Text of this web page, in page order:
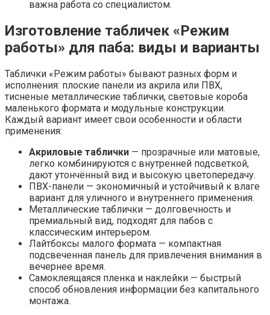
важна работа со специалистом.
Изготовление табличек «Режим
работы» для паба: виды и варианты
Таблички «Режим работы» бывают разных форм и
исполнения: плоские панели из акрила или ПВХ,
тисненые металлические таблички, световые короба
маленького формата и модульные конструкции.
Каждый вариант имеет свои особенности и области
применения:
Акриловые таблички — прозрачные или матовые,
легко комбинируются с внутренней подсветкой,
дают утончённый вид и высокую цветопередачу.
ПВХ-панели — экономичный и устойчивый к влаге
вариант для уличного и внутреннего применения.
Металлические таблички — долговечность и
премиальный вид, подходят для пабов с
классическим интерьером.
Лайтбоксы малого формата — компактная
подсвеченная панель для привлечения внимания в
вечернее время.
Самоклеящаяся пленка и наклейки — быстрый
способ обновления информации без капитального
монтажа.